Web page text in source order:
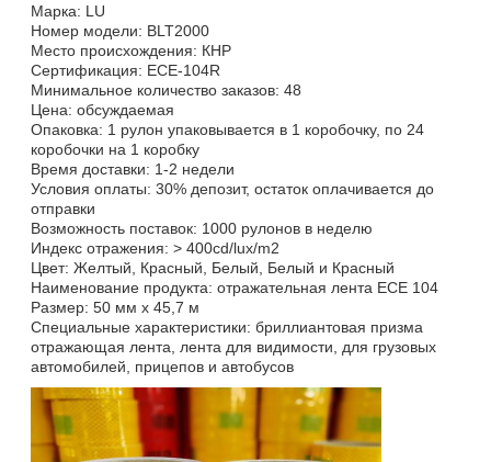
Марка: LU
Номер модели: BLT2000
Место происхождения: КНР
Сертификация: ECE-104R
Минимальное количество заказов: 48
Цена: обсуждаемая
Опаковка: 1 рулон упаковывается в 1 коробочку, по 24
коробочки на 1 коробку
Время доставки: 1-2 недели
Условия оплаты: 30% депозит, остаток оплачивается до
отправки
Возможность поставок: 1000 рулонов в неделю
Индекс отражения: > 400cd/lux/m2
Цвет: Желтый, Красный, Белый, Белый и Красный
Наименование продукта: отражательная лента ECE 104
Размер: 50 мм х 45,7 м
Специальные характеристики: бриллиантовая призма
отражающая лента, лента для видимости, для грузовых
автомобилей, прицепов и автобусов